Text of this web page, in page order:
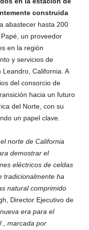
construida
abastecer hasta 200
un proveedor
en la región
y servicios de
California. A
del consorcio de
hacia un futuro
del Norte, con su
un papel clave.
norte de California
demostrar el
eléctricos de celdas
tradicionalmente ha
natural comprimido
Director Ejecutivo de
nueva era para el
marcada por